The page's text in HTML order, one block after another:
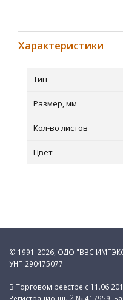
Характеристики
Тип
Размер, мм
Кол-во листов
Цвет
© 1991-2026, ОДО "ВВС
УНП 290475077
В Торговом реестре с